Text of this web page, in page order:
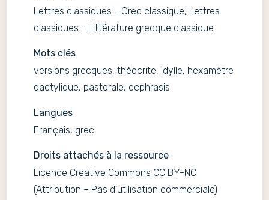
Lettres classiques - Grec classique, Lettres
classiques - Littérature grecque classique
Mots clés
versions grecques, théocrite, idylle, hexamètre
dactylique, pastorale, ecphrasis
Langues
Français, grec
Droits attachés à la ressource
Licence Creative Commons CC BY-NC
(Attribution – Pas d’utilisation commerciale)